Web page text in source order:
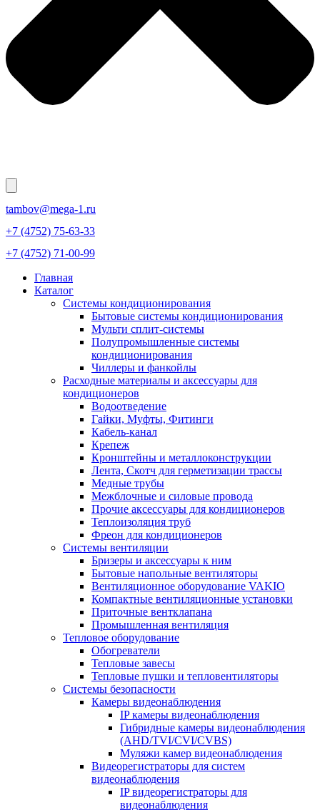
tambov@mega-1.ru
+7 (4752) 75-63-33
+7 (4752) 71-00-99
Главная
Каталог
Системы кондиционирования
Бытовые системы кондиционирования
Мульти сплит-системы
Полупромышленные системы
кондиционирования
Чиллеры и фанкойлы
Расходные материалы и аксессуары для
кондиционеров
Водоотведение
Гайки, Муфты, Фитинги
Кабель-канал
Крепеж
Кронштейны и металлоконструкции
Лента, Скотч для герметизации трассы
Медные трубы
Межблочные и силовые провода
Прочие аксессуары для кондиционеров
Теплоизоляция труб
Фреон для кондиционеров
Системы вентиляции
Бризеры и аксессуары к ним
Бытовые напольные вентиляторы
Вентиляционное оборудование VAKIO
Компактные вентиляционные установки
Приточные вентклапана
Промышленная вентиляция
Тепловое оборудование
Обогреватели
Тепловые завесы
Тепловые пушки и тепловентиляторы
Системы безопасности
Камеры видеонаблюдения
IP камеры видеонаблюдения
Гибридные камеры видеонаблюдения
(AHD/TVI/CVI/CVBS)
Муляжи камер видеонаблюдения
Видеорегистраторы для систем
видеонаблюдения
IP видеорегистраторы для
видеонаблюдения